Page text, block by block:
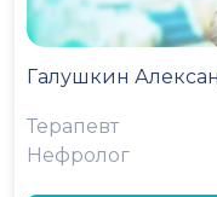
Галушкин
Терапевт
Нефролог